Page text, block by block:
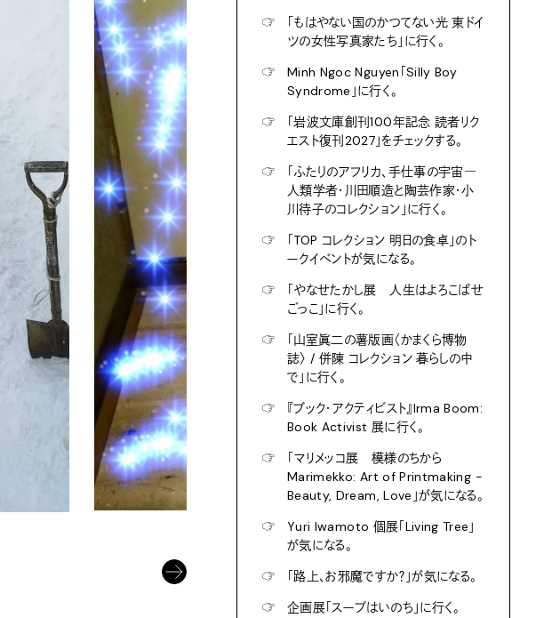
小屋開け名物「アナ雪なトイレ」。
☞
「もはやない国のかつてない光 東ドイ
ツの女性写真家たち」に行く。
☞
Minh Ngoc Nguyen「Silly Boy
Syndrome」に行く。
☞
「岩波文庫創刊100年記念 読者リク
エスト復刊2027」をチェックする。
☞
「ふたりのアフリカ、手仕事の宇宙―
人類学者・川田順造と陶芸作家・小
川待子のコレクション」に行く。
☞
「TOP コレクション 明日の食卓」のト
ークイベントが気になる。
☞
「やなせたかし展 人生はよろこばせ
ごっこ」に行く。
☞
「山室眞二の薯版画〈かまくら博物
誌〉 / 併陳 コレクション 暮らしの中
で」に行く。
☞
『ブック・アクティビスト』Irma Boom:
Book Activist 展に行く。
☞
「マリメッコ展 模様のちから
Marimekko: Art of Printmaking -
Beauty, Dream, Love」が気になる。
☞
Yuri Iwamoto 個展「Living Tree」
が気になる。
☞
「路上、お邪魔ですか？」が気になる。
☞
企画展「スープはいのち」に行く。